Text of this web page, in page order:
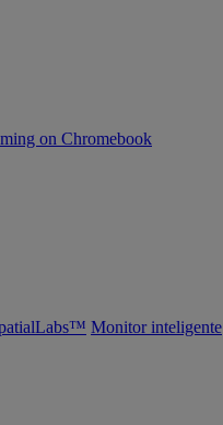
on Chromebook
Monitor inteligente